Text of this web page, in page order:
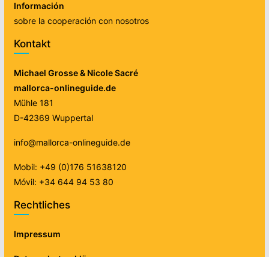
Información
sobre la cooperación con nosotros
Kontakt
Michael Grosse & Nicole Sacré
mallorca-onlineguide.de
Mühle 181
D-42369 Wuppertal
info@mallorca-onlineguide.de
Mobil: +49 (0)176 51638120
Móvil: +34 644 94 53 80
Rechtliches
Impressum